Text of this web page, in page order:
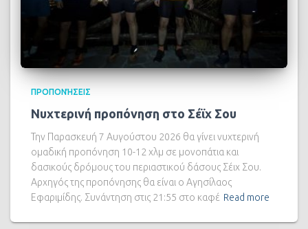
ΠΡΟΠΟΝΉΣΕΙΣ
Νυχτερινή προπόνηση στο Σέϊχ Σου
Την Παρασκευή 7 Αυγούστου 2026 θα γίνει νυχτερινή
ομαδική προπόνηση 10-12 χλμ σε μονοπάτια και
δασικούς δρόμους του περιαστικού δάσους Σέιχ Σου.
Αρχηγός της προπόνησης θα είναι ο Αγησίλαος
Εφαριμίδης. Συνάντηση στις 21:55 στο καφέ Read more